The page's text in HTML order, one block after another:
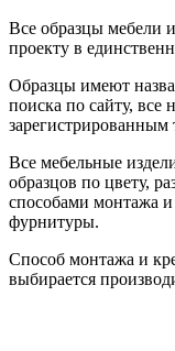
Все образцы мебели
проекту в
Образцы имеют
поиска по сайту, все
Все мебельные
образцов по цвету,
способами монтажа
фурнитуры.
Способ монтажа и
выбирается